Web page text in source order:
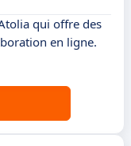
qui offre des
en ligne.